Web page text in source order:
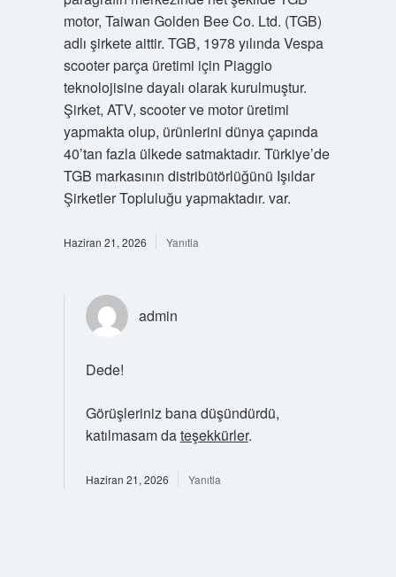
motor, Taiwan Golden Bee Co. Ltd. (TGB)
adlı şirkete aittir. TGB, 1978 yılında Vespa
scooter parça üretimi için Piaggio
teknolojisine dayalı olarak kurulmuştur.
Şirket, ATV, scooter ve motor üretimi
yapmakta olup, ürünlerini dünya çapında
40’tan fazla ülkede satmaktadır. Türkiye’de
TGB markasının distribütörlüğünü Işıldar
Şirketler Topluluğu yapmaktadır. var.
Haziran 21, 2026 Yanıtla
admin
Dede!
Görüşleriniz bana düşündürdü,
katılmasam dateşekkürler.
Haziran 21, 2026 Yanıtla